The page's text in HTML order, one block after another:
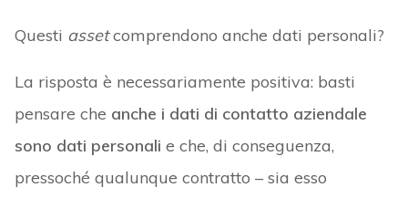
Questi assetcomprendono anche dati personali?
La risposta è necessariamente positiva: basti
pensare che anche i dati di contatto aziendale
sono dati personali e che, di conseguenza,
pressoché qualunque contratto – sia esso